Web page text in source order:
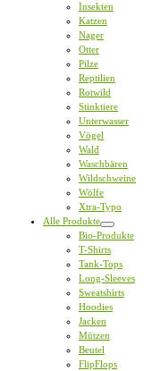
Insekten
Katzen
Nager
Otter
Pilze
Reptilien
Rotwild
Stinktiere
Unterwasser
Vögel
Wald
Waschbären
Wildschweine
Wölfe
Xtra-Typo
Alle Produkte
Bio-Produkte
T-Shirts
Tank-Tops
Long-Sleeves
Sweatshirts
Hoodies
Jacken
Mützen
Beutel
FlipFlops